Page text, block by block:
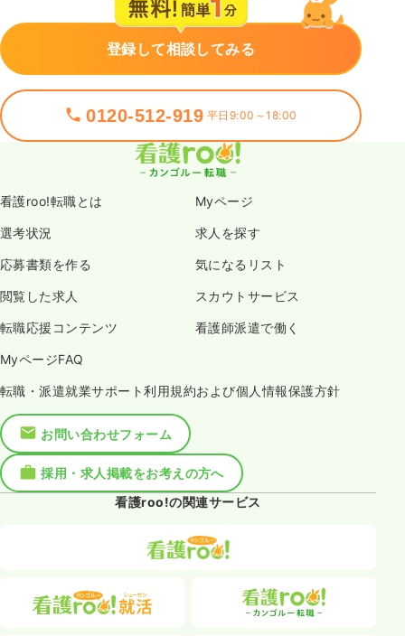
登録して相談してみる
0120-512-919 平日9:00～18:00
看護roo!転職とは Myページ
選考状況 求人を探す
応募書類を作る 気になるリスト
閲覧した求人 スカウトサービス
転職応援コンテンツ 看護師派遣で働く
MyページFAQ
転職・派遣就業サポート利用規約および個人情報保護方針
お問い合わせフォーム
採用・求人掲載をお考えの方へ
看護roo!の関連サービス